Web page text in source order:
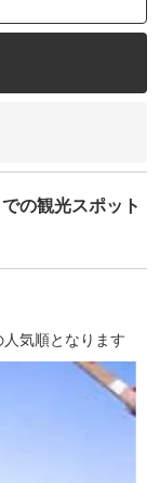
の観光スポット
気順となります